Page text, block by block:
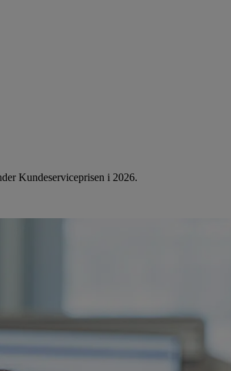
Kundeserviceprisen i 2026.